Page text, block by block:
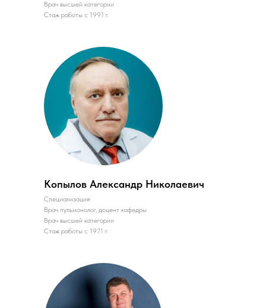
Врач высшей категории
Стаж работы с 1991 г.
Копылов Александр Николаевич
Специализация:
Врач пульмонолог, доцент кафедры
Врач высшей категории
Стаж работы с 1971 г.